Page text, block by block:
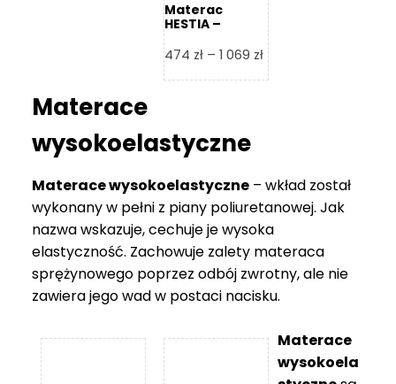
Materac
HESTIA –
474 zł – 1 069 złZakres
cen:
069 zł
Materace
wysokoelastyczne
Materace wysokoelastyczne – wkład został
wykonany w pełni z piany poliuretanowej. Jak
nazwa wskazuje, cechuje je wysoka
elastyczność. Zachowuje zalety materaca
sprężynowego poprzez odbój zwrotny, ale nie
zawiera jego wad w postaci nacisku.
Materace
wysokoela